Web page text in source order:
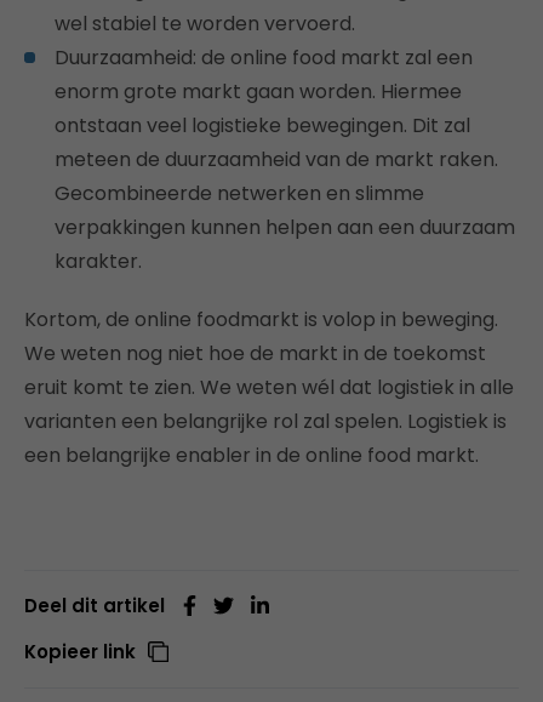
wel stabiel te worden vervoerd.
Duurzaamheid: de online food markt zal een
enorm grote markt gaan worden. Hiermee
ontstaan veel logistieke bewegingen. Dit zal
meteen de duurzaamheid van de markt raken.
Gecombineerde netwerken en slimme
verpakkingen kunnen helpen aan een duurzaam
karakter.
Kortom, de online foodmarkt is volop in beweging.
We weten nog niet hoe de markt in de toekomst
eruit komt te zien. We weten wél dat logistiek in alle
varianten een belangrijke rol zal spelen. Logistiek is
een belangrijke enabler in de online food markt.
Deel dit artikel
Kopieer link